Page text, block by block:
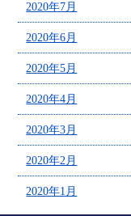
2020年7月
2020年6月
2020年5月
2020年4月
2020年3月
2020年2月
2020年1月